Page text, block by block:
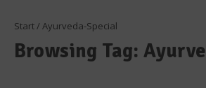
Start/ Ayurveda-Special
Browsing Tag: